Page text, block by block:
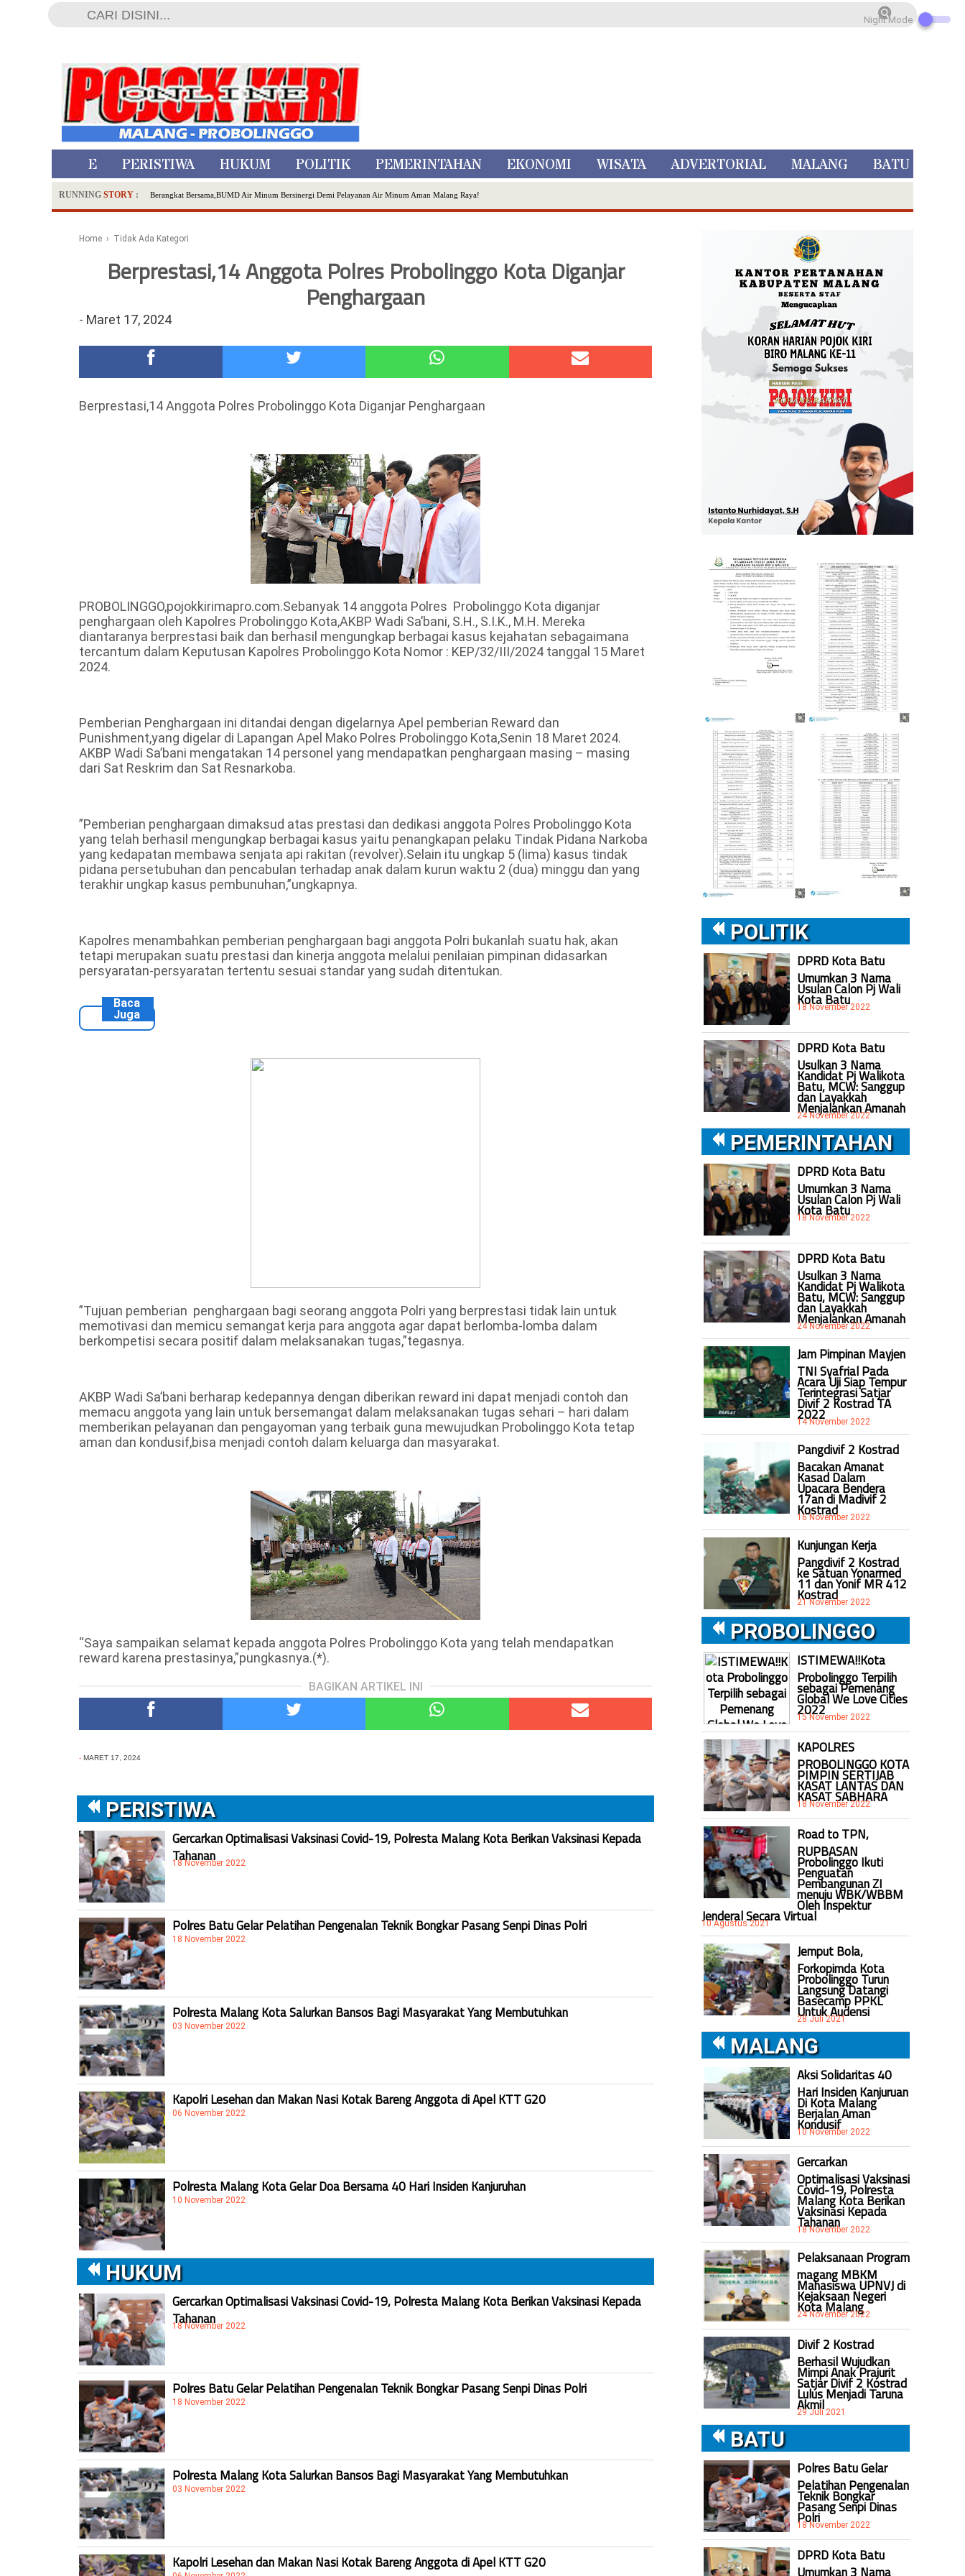
HOME PERISTIWA HUKUM POLITIK PEMERINTAHAN EKONOMI WISATA ADVERTORIAL MALANG BATU
RUNNING STORY : Berangkat Bersama,BUMD Air Minum Bersinergi Demi Pelayanan Air Minum Aman Malang Raya!
Dua Pelaku Pembunuhan Manusia Silver di Probolinggo Ditangkap di Kediri,Satu Buron
Hadirkan Tujuh Sapta Pesona Wisata di Amfiteater, Mikutopia Buka Rekrutmen Karyawan,Berikut Kualifikasinya
Polsek Wonoasih Perkuat Ketahanan Pangan Lewat Dialog Bersama Petani
RILIS RAPAT PLENO TERBUKA PEMUTAKHIRAN DATA PEMILIH BERKELANJUTAN (PDPB) TRIWULAN II
Tugu Tirta Usung 'Smart Water City' di Indonesia City Expo APEKSI XVIII Medan
DKD PERADI Malang Jatuhkan Putusan Pelanggaran Kode Etik Advokat, Abd. Aziz Divonis Bersalah
Home › Tidak Ada Kategori
Berprestasi,14 Anggota Polres Probolinggo Kota Diganjar
Penghargaan
- Maret 17, 2024
Berprestasi,14 Anggota Polres Probolinggo Kota Diganjar Penghargaan
PROBOLINGGO,pojokkirimapro.com.Sebanyak 14 anggota Polres Probolinggo Kota diganjar
penghargaan oleh Kapolres Probolinggo Kota,AKBP Wadi Sa’bani, S.H., S.I.K., M.H. Mereka
diantaranya berprestasi baik dan berhasil mengungkap berbagai kasus kejahatan sebagaimana
tercantum dalam Keputusan Kapolres Probolinggo Kota Nomor : KEP/32/III/2024 tanggal 15 Maret
2024.
Pemberian Penghargaan ini ditandai dengan digelarnya Apel pemberian Reward dan
Punishment,yang digelar di Lapangan Apel Mako Polres Probolinggo Kota,Senin 18 Maret 2024.
AKBP Wadi Sa’bani mengatakan 14 personel yang mendapatkan penghargaan masing – masing
dari Sat Reskrim dan Sat Resnarkoba.
”Pemberian penghargaan dimaksud atas prestasi dan dedikasi anggota Polres Probolinggo Kota
yang telah berhasil mengungkap berbagai kasus yaitu penangkapan pelaku Tindak Pidana Narkoba
yang kedapatan membawa senjata api rakitan (revolver).Selain itu ungkap 5 (lima) kasus tindak
pidana persetubuhan dan pencabulan terhadap anak dalam kurun waktu 2 (dua) minggu dan yang
terakhir ungkap kasus pembunuhan,”ungkapnya.
Kapolres menambahkan pemberian penghargaan bagi anggota Polri bukanlah suatu hak, akan
tetapi merupakan suatu prestasi dan kinerja anggota melalui penilaian pimpinan didasarkan
persyaratan-persyaratan tertentu sesuai standar yang sudah ditentukan.
Baca
Juga
”Tujuan pemberian penghargaan bagi seorang anggota Polri yang berprestasi tidak lain untuk
memotivasi dan memicu semangat kerja para anggota agar dapat berlomba-lomba dalam
berkompetisi secara positif dalam melaksanakan tugas,”tegasnya.
AKBP Wadi Sa’bani berharap kedepannya dengan diberikan reward ini dapat menjadi contoh dan
memacu anggota yang lain untuk bersemangat dalam melaksanakan tugas sehari – hari dalam
memberikan pelayanan dan pengayoman yang terbaik guna mewujudkan Probolinggo Kota tetap
aman dan kondusif,bisa menjadi contoh dalam keluarga dan masyarakat.
“Saya sampaikan selamat kepada anggota Polres Probolinggo Kota yang telah mendapatkan
reward karena prestasinya,”pungkasnya.(*).
BAGIKAN ARTIKEL INI
- MARET 17, 2024
PERISTIWA
Gercarkan Optimalisasi Vaksinasi Covid-19, Polresta Malang Kota Berikan Vaksinasi Kepada
Tahanan
18 November 2022
Polres Batu Gelar Pelatihan Pengenalan Teknik Bongkar Pasang Senpi Dinas Polri
18 November 2022
Polresta Malang Kota Salurkan Bansos Bagi Masyarakat Yang Membutuhkan
03 November 2022
Kapolri Lesehan dan Makan Nasi Kotak Bareng Anggota di Apel KTT G20
06 November 2022
Polresta Malang Kota Gelar Doa Bersama 40 Hari Insiden Kanjuruhan
10 November 2022
HUKUM
Gercarkan Optimalisasi Vaksinasi Covid-19, Polresta Malang Kota Berikan Vaksinasi Kepada
Tahanan
18 November 2022
Polres Batu Gelar Pelatihan Pengenalan Teknik Bongkar Pasang Senpi Dinas Polri
18 November 2022
Polresta Malang Kota Salurkan Bansos Bagi Masyarakat Yang Membutuhkan
03 November 2022
Kapolri Lesehan dan Makan Nasi Kotak Bareng Anggota di Apel KTT G20
POLITIK
DPRD Kota Batu
Umumkan 3 Nama
Usulan Calon Pj Wali
Kota Batu
18 November 2022
DPRD Kota Batu
Usulkan 3 Nama
Kandidat Pj Walikota
Batu, MCW: Sanggup
dan Layakkah
Menjalankan Amanah
24 November 2022
PEMERINTAHAN
DPRD Kota Batu
Umumkan 3 Nama
Usulan Calon Pj Wali
Kota Batu
18 November 2022
DPRD Kota Batu
Usulkan 3 Nama
Kandidat Pj Walikota
Batu, MCW: Sanggup
dan Layakkah
Menjalankan Amanah
24 November 2022
Jam Pimpinan Mayjen
TNI Syafrial Pada
Acara Uji Siap Tempur
Terintegrasi Satjar
Divif 2 Kostrad TA
2022
14 November 2022
Pangdivif 2 Kostrad
Bacakan Amanat
Kasad Dalam
Upacara Bendera
17an di Madivif 2
Kostrad
16 November 2022
Kunjungan Kerja
Pangdivif 2 Kostrad
ke Satuan Yonarmed
11 dan Yonif MR 412
Kostrad
21 November 2022
PROBOLINGGO
ISTIMEWA!!Kota
Probolinggo Terpilih
sebagai Pemenang
Global We Love Cities
2022
15 November 2022
KAPOLRES
PROBOLINGGO KOTA
PIMPIN SERTIJAB
KASAT LANTAS DAN
KASAT SABHARA
18 November 2022
Road to TPN,
RUPBASAN
Probolinggo Ikuti
Penguatan
Pembangunan ZI
menuju WBK/WBBM
Oleh Inspektur
Jenderal Secara Virtual
10 Agustus 2021
Jemput Bola,
Forkopimda Kota
Probolinggo Turun
Langsung Datangi
Basecamp PPKL
Untuk Audensi
28 Juli 2021
MALANG
Aksi Solidaritas 40
Hari Insiden Kanjuruan
Di Kota Malang
Berjalan Aman
Kondusif
10 November 2022
Gercarkan
Optimalisasi Vaksinasi
Covid-19, Polresta
Malang Kota Berikan
Vaksinasi Kepada
Tahanan
18 November 2022
Pelaksanaan Program
magang MBKM
Mahasiswa UPNVJ di
Kejaksaan Negeri
Kota Malang
24 November 2022
Divif 2 Kostrad
Berhasil Wujudkan
Mimpi Anak Prajurit
Satjar Divif 2 Kostrad
Lulus Menjadi Taruna
Akmil
29 Juli 2021
BATU
Polres Batu Gelar
Pelatihan Pengenalan
Teknik Bongkar
Pasang Senpi Dinas
Polri
18 November 2022
DPRD Kota Batu
Umumkan 3 Nama
Night Mode